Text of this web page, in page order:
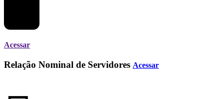
Acessar
Relação Nominal de Servidores Acessar